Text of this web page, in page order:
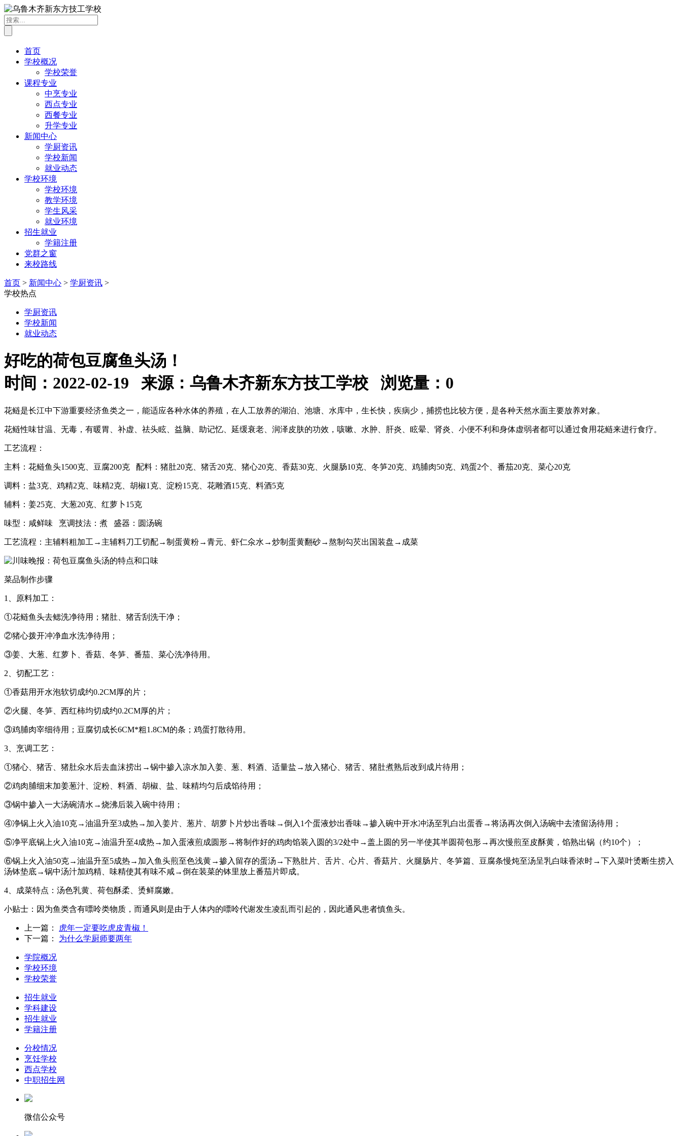
首页
学校概况
学校荣誉
课程专业
中烹专业
西点专业
西餐专业
升学专业
新闻中心
学厨资讯
学校新闻
就业动态
学校环境
学校环境
教学环境
学生风采
就业环境
招生就业
学籍注册
党群之窗
来校路线
首页 > 新闻中心 > 学厨资讯 >
学校热点
学厨资讯
学校新闻
就业动态
好吃的荷包豆腐鱼头汤！
时间：2022-02-19 来源：乌鲁木齐新东方技工学校 浏览量： 0
花鲢是长江中下游重要经济鱼类之一，能适应各种水体的养殖，在人工放养的湖泊、池塘、水库中，生长快，疾病少，捕捞也比较方便，是各种天然水面主要放养对象。
花鲢性味甘温、无毒，有暖胃、补虚、祛头眩、益脑、助记忆、延缓衰老、润泽皮肤的功效，咳嗽、水肿、肝炎、眩晕、肾炎、小便不利和身体虚弱者都可以通过食用花鲢来进行食疗。
工艺流程：
主料：花鲢鱼头1500克、豆腐200克 配料：猪肚20克、猪舌20克、猪心20克、香菇30克、火腿肠10克、冬笋20克、鸡脯肉50克、鸡蛋2个、番茄20克、菜心20克
调料：盐3克、鸡精2克、味精2克、胡椒1克、淀粉15克、花雕酒15克、料酒5克
辅料：姜25克、大葱20克、红萝卜15克
味型：咸鲜味 烹调技法：煮 盛器：圆汤碗
工艺流程：主辅料粗加工→主辅料刀工切配→制蛋黄粉→青元、虾仁氽水→炒制蛋黄翻砂→熬制勾芡出国装盘→成菜
菜品制作步骤
1、原料加工：
①花鲢鱼头去鳃洗净待用；猪肚、猪舌刮洗干净；
②猪心拨开冲净血水洗净待用；
③姜、大葱、红萝卜、香菇、冬笋、番茄、菜心洗净待用。
2、切配工艺：
①香菇用开水泡软切成约0.2CM厚的片；
②火腿、冬笋、西红柿均切成约0.2CM厚的片；
③鸡脯肉宰细待用；豆腐切成长6CM*粗1.8CM的条；鸡蛋打散待用。
3、烹调工艺：
①猪心、猪舌、猪肚氽水后去血沫捞出→锅中掺入凉水加入姜、葱、料酒、适量盐→放入猪心、猪舌、猪肚煮熟后改到成片待用；
②鸡肉脯细末加姜葱汁、淀粉、料酒、胡椒、盐、味精均匀后成馅待用；
③锅中掺入一大汤碗清水→烧沸后装入碗中待用；
④净锅上火入油10克→油温升至3成热→加入姜片、葱片、胡萝卜片炒出香味→倒入1个蛋液炒出香味→掺入碗中开水冲汤至乳白出蛋香→将汤再次倒入汤碗中去渣留汤待用；
⑤净平底锅上火入油10克→油温升至4成热→加入蛋液煎成圆形→将制作好的鸡肉馅装入圆的3/2处中→盖上圆的另一半使其半圆荷包形→再次慢煎至皮酥黄，馅熟出锅（约10个）；
⑥锅上火入油50克→油温升至5成热→加入鱼头煎至色浅黄→掺入留存的蛋汤→下熟肚片、舌片、心片、香菇片、火腿肠片、冬笋篇、豆腐条慢炖至汤呈乳白味香浓时→下入菜叶烫断生捞入
汤钵垫底→锅中汤汁加鸡精、味精使其有味不咸→倒在装菜的钵里放上番茄片即成。
4、成菜特点：汤色乳黄、荷包酥柔、烫鲜腐嫩。
小贴士：因为鱼类含有嘌呤类物质，而通风则是由于人体内的嘌呤代谢发生凌乱而引起的，因此通风患者慎鱼头。
上一篇：
虎年一定要吃虎皮青椒！
下一篇： 为什么学厨师要两年
学院概况
学校环境
学校荣誉
招生就业
学科建设
招生就业
学籍注册
分校情况
烹饪学校
西点学校
中职招生网
微信公众号